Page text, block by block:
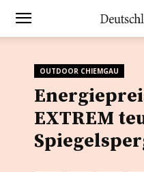
OUTDOOR CHIEMGAU
EXTREM